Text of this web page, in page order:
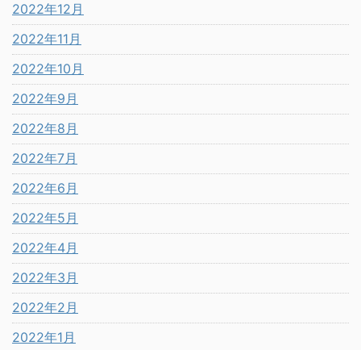
2022年12月
2022年11月
2022年10月
2022年9月
2022年8月
2022年7月
2022年6月
2022年5月
2022年4月
2022年3月
2022年2月
2022年1月